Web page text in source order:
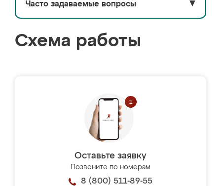
Часто задаваемые вопросы ▼
Схема работы
Оставьте заявку
Позвоните по номерам
8 (800) 511-89-55